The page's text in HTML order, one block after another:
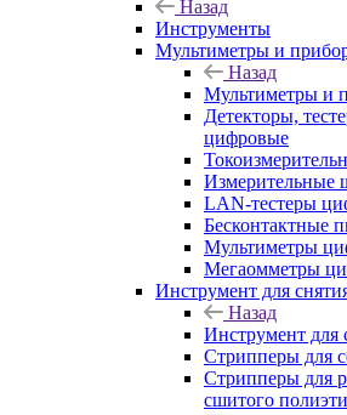
Назад
Инструменты
Мультиметры и
Назад
Мультиметры и
Детекторы,
цифровые
Измерительные
LAN-тестеры
Бесконтактные
Мультиметры
Мегаомметры
Инструмент для
Назад
Инструмент для
Стрипперы для
Стрипперы для
сшитого